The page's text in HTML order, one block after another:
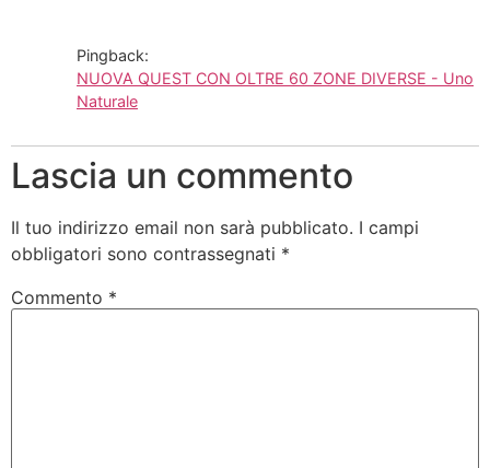
Pingback:
NUOVA QUEST CON OLTRE 60 ZONE DIVERSE - Uno
Naturale
Lascia un commento
Il tuo indirizzo email non sarà pubblicato. I campi
obbligatori sono contrassegnati *
Commento *